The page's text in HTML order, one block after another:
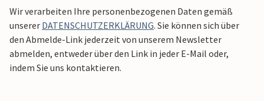
Wir verarbeiten Ihre personenbezogenen Daten gemäß
unserer DATENSCHUTZERKLÄRUNG. Sie können sich über
den Abmelde-Link jederzeit von unserem Newsletter
abmelden, entweder über den Link in jeder E-Mail oder,
indem Sie uns kontaktieren.